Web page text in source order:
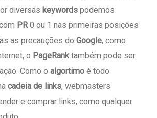
diversas keywords podemos
PR0 ou 1 nas primeiras posições
as precauções do Google, como
o PageRanktambém pode ser
Como o algortimo é todo
cadeia de links, webmasters
e comprar links, como qualquer